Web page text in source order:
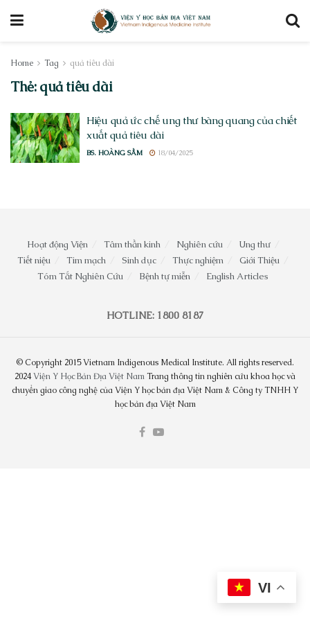
Home Tag quả tiêu dài
Thẻ:quả tiêu dài
Hiệu quả ức chế ung thư bàng quang của chiết
xuất quả tiêu dài
BS. HOÀNG SẦM 18/04/2025
Hoạt động Viện Tâm thần kinh Nghiên cứu
Ung thư
Tiết niệu
Tim mạch Sinh dục Thực nghiệm
Giới Thiệu
Tóm Tắt Nghiên Cứu
Bệnh tự miễn English Articles
HOTLINE: 1800 8187
© Copyright 2015 Vietnam Indigenous Medical Institute. All rights reserved.
2024Viện Y Học Bản Địa Việt NamTrang thông tin nghiên cứu khoa học và
chuyển giao công nghệ của Viện Y học bản địa Việt Nam & Công ty TNHH Y
học bản địa Việt Nam
VI